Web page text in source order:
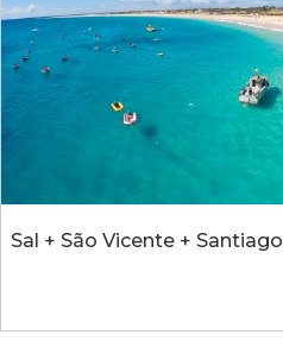
Sal + São Vicente + Santiago